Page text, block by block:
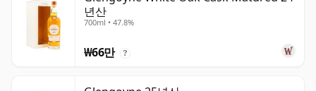
년산
700ml • 47.8%
₩66만 ?